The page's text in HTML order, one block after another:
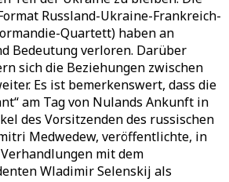
Russland-Ukraine-Frankreich-
Quartett) haben an
Bedeutung verloren. Darüber
sich die Beziehungen zwischen
Es ist bemerkenswert, dass die
am Tag von Nulands Ankunft in
des Vorsitzenden des russischen
Medwedew, veröffentlichte, in
mit dem
Wladimir Selenskij als